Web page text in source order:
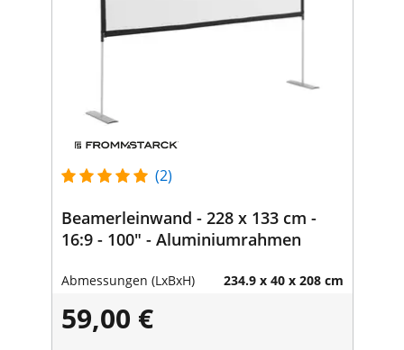
(2)
Beamerleinwand - 228 x 133 cm -
16:9 - 100" - Aluminiumrahmen
Abmessungen (LxBxH) 234.9 x 40 x 208 cm
59,00 €